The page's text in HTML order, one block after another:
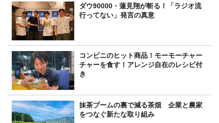
ダウ90000・蓮見翔が斬る！「ラジオ流
行ってない」発言の真意
コンビニのヒット商品！モーモーチャー
チャーを食す！アレンジ自在のレシピ付
き
抹茶ブームの裏で減る茶畑 企業と農家
をつなぐ新たな取り組み